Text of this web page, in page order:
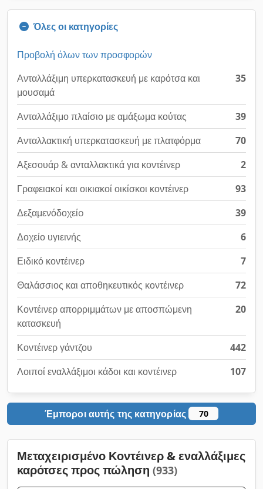
Όλες οι κατηγορίες
Προβολή όλων των προσφορών
Ανταλλάξιμη υπερκατασκευή με καρότσα και
μουσαμά
35
Ανταλλάξιμο πλαίσιο με αμάξωμα κούτας
39
Ανταλλακτική υπερκατασκευή με πλατφόρμα
70
Αξεσουάρ & ανταλλακτικά για κοντέινερ
2
Γραφειακοί και οικιακοί οικίσκοι κοντέινερ
93
Δεξαμενόδοχείo
39
Δοχείο υγιεινής
6
Ειδικό κοντέινερ
7
Θαλάσσιος και αποθηκευτικός κοντέινερ
72
Κοντέινερ απορριμμάτων με αποσπώμενη
κατασκευή
20
Κοντέινερ γάντζου
442
Λοιποί εναλλάξιμοι κάδοι και κοντέινερ
107
Έμποροι αυτής της κατηγορίας 70
Μεταχειρισμένο Κοντέινερ & εναλλάξιμες
καρότσες προς πώληση (933)